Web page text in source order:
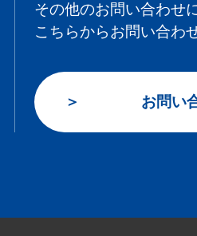
その他のお問い合わせ
こちらからお問い合わ
お問い